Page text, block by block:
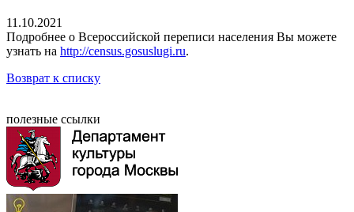
11.10.2021
Подробнее о Всероссийской переписи населения Вы можете
узнать на http://census.gosuslugi.ru.
Возврат к списку
полезные ссылки